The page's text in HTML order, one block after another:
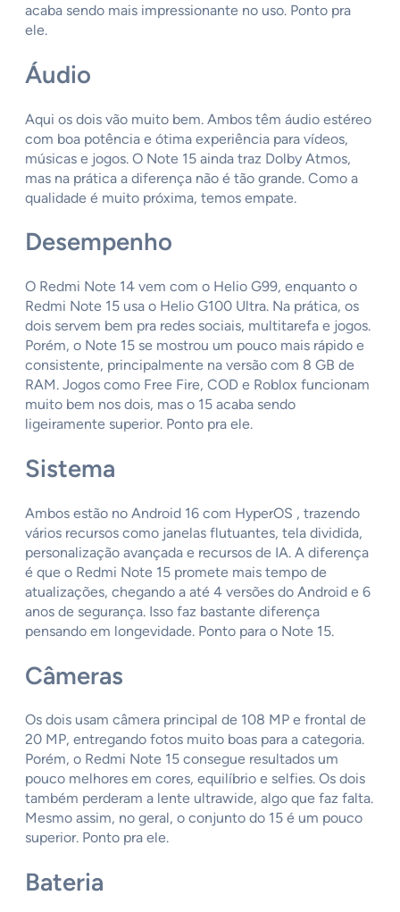
acaba sendo mais impressionante no uso. Ponto pra
ele.
Áudio
Aqui os dois vão muito bem. Ambos têm áudio estéreo
com boa potência e ótima experiência para vídeos,
músicas e jogos. O Note 15 ainda traz Dolby Atmos,
mas na prática a diferença não é tão grande. Como a
qualidade é muito próxima, temos empate.
Desempenho
O Redmi Note 14 vem com o Helio G99, enquanto o
Redmi Note 15 usa o Helio G100 Ultra. Na prática, os
dois servem bem pra redes sociais, multitarefa e jogos.
Porém, o Note 15 se mostrou um pouco mais rápido e
consistente, principalmente na versão com 8 GB de
RAM. Jogos como Free Fire, COD e Roblox funcionam
muito bem nos dois, mas o 15 acaba sendo
ligeiramente superior. Ponto pra ele.
Sistema
Ambos estão no Android 16 com HyperOS , trazendo
vários recursos como janelas flutuantes, tela dividida,
personalização avançada e recursos de IA. A diferença
é que o Redmi Note 15 promete mais tempo de
atualizações, chegando a até 4 versões do Android e 6
anos de segurança. Isso faz bastante diferença
pensando em longevidade. Ponto para o Note 15.
Câmeras
Os dois usam câmera principal de 108 MP e frontal de
20 MP, entregando fotos muito boas para a categoria.
Porém, o Redmi Note 15 consegue resultados um
pouco melhores em cores, equilíbrio e selfies. Os dois
também perderam a lente ultrawide, algo que faz falta.
Mesmo assim, no geral, o conjunto do 15 é um pouco
superior. Ponto pra ele.
Bateria